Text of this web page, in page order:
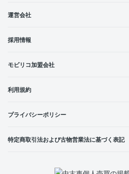
運営会社
採用情報
モビリコ加盟会社
利用規約
プライバシーポリシー
特定商取引法および古物営業法に基づく表記